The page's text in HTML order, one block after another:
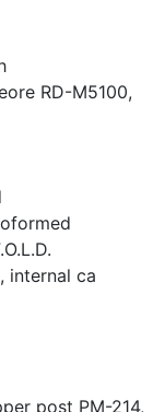
RD-M5100,
internal ca
post PM-214,